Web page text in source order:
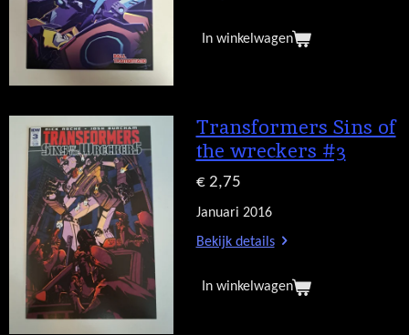
In winkelwagen
Transformers Sins of
the wreckers #3
€ 2,75
Januari 2016
Bekijk details
In winkelwagen